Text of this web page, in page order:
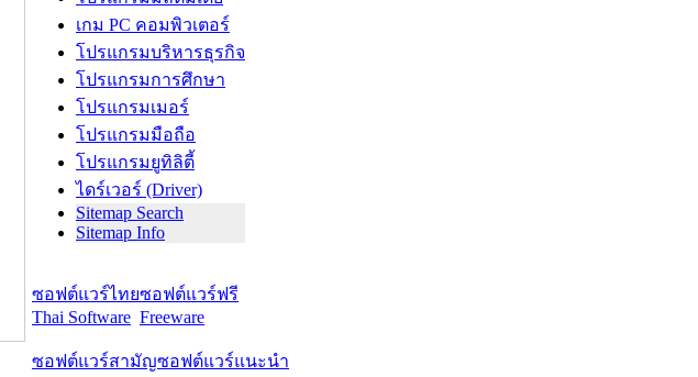
เกม PC คอมพิวเตอร์
โปรแกรมบริหารธุรกิจ
โปรแกรมการศึกษา
โปรแกรมเมอร์
โปรแกรมมือถือ
โปรแกรมยูทิลิตี้
ไดร์เวอร์ (Driver)
Sitemap Search
Sitemap Info
ซอฟต์แวร์ไทย
Thai Software
ซอฟต์แวร์ฟรี
Freeware
ซอฟต์แวร์สามัญซอฟต์แวร์แนะนำ